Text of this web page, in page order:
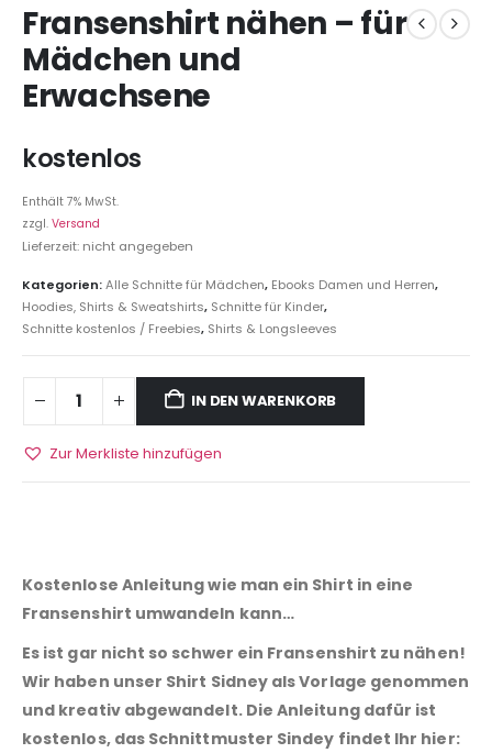
Fransenshirt nähen – für
Mädchen und
Erwachsene
kostenlos
Enthält 7% MwSt.
zzgl. Versand
Lieferzeit: nicht angegeben
Kategorien:Alle Schnitte für Mädchen, Ebooks Damen und Herren,
Hoodies, Shirts & Sweatshirts, Schnitte für Kinder,
Schnitte kostenlos / Freebies, Shirts & Longsleeves
IN DEN WARENKORB
Zur Merkliste hinzufügen
Kostenlose Anleitung wie man ein Shirt in eine
Fransenshirt umwandeln kann…
Es ist gar nicht so schwer ein Fransenshirt zu nähen!
Wir haben unser Shirt Sidney als Vorlage genommen
und kreativ abgewandelt. Die Anleitung dafür ist
kostenlos, das Schnittmuster Sindey findet Ihr hier: